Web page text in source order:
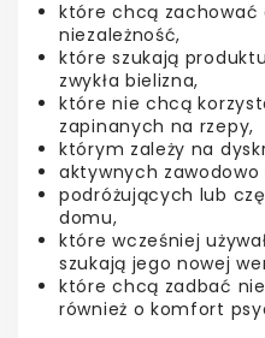
które chcą zachować
niezależność,
które szukają
zwykła bielizna,
które nie chcą
zapinanych na rzepy,
którym zależy na
aktywnych zawodowo
podróżujących lub
domu,
które wcześniej
szukają jego nowej
które chcą zadbać
również o komfort